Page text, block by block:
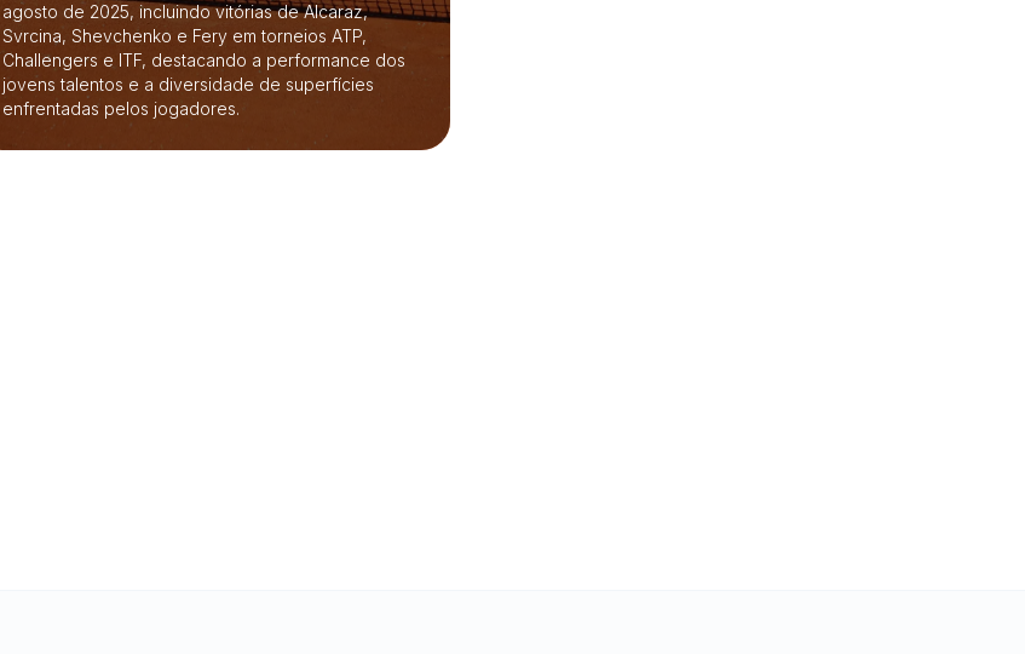
agosto de 2025, incluindo vitórias de Alcaraz,
Svrcina, Shevchenko e Fery em torneios ATP,
Challengers e ITF, destacando a performance dos
jovens talentos e a diversidade de superfícies
enfrentadas pelos jogadores.